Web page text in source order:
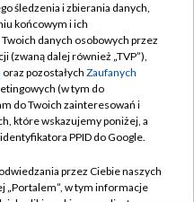
TVP
TVP
TVP
śledzenia i zbierania danych,
końcowym i ich
danych osobowych przez
(zwaną dalej również „TVP”),
oraz pozostałych Zaufanych
(w tym do
do Twoich zainteresowań i
które wskazujemy poniżej, a
PPID do Google.
przez Ciebie naszych
„Portalem”, w tym informacje